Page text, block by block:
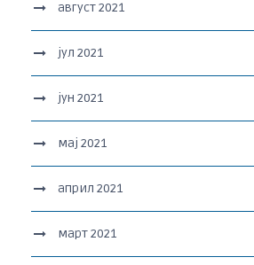
август 2021
јул 2021
јун 2021
мај 2021
април 2021
март 2021